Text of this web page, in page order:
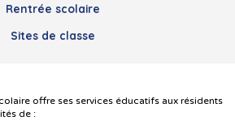
Rentrée scolaire
Sites de classe
offre ses services éducatifs aux résidents
de :